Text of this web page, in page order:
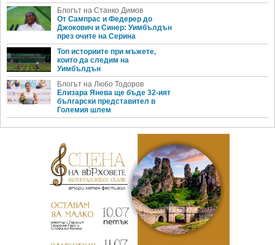
Блогът на Станко Димов
От Сампрас и Федерер до
Джокович и Синер: Уимбълдън
през очите на Серина
Топ историите при мъжете,
които да следим на
Уимбълдън
Блогът на Любо Тодоров
Елизара Янева ще бъде 32-ият
български представител в
Големия шлем